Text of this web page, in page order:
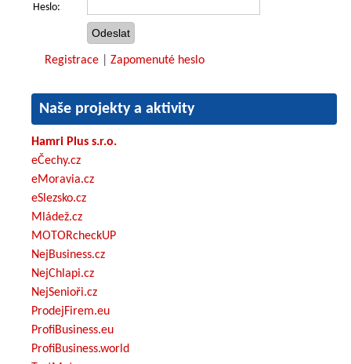
Heslo:
Registrace Zapomenuté heslo
Naše projekty a aktivity
Hamri Plus s.r.o.
eČechy.cz
eMoravia.cz
eSlezsko.cz
Mládež.cz
MOTORcheckUP
NejBusiness.cz
NejChlapi.cz
NejSenioři.cz
ProdejFirem.eu
ProfiBusiness.eu
ProfiBusiness.world